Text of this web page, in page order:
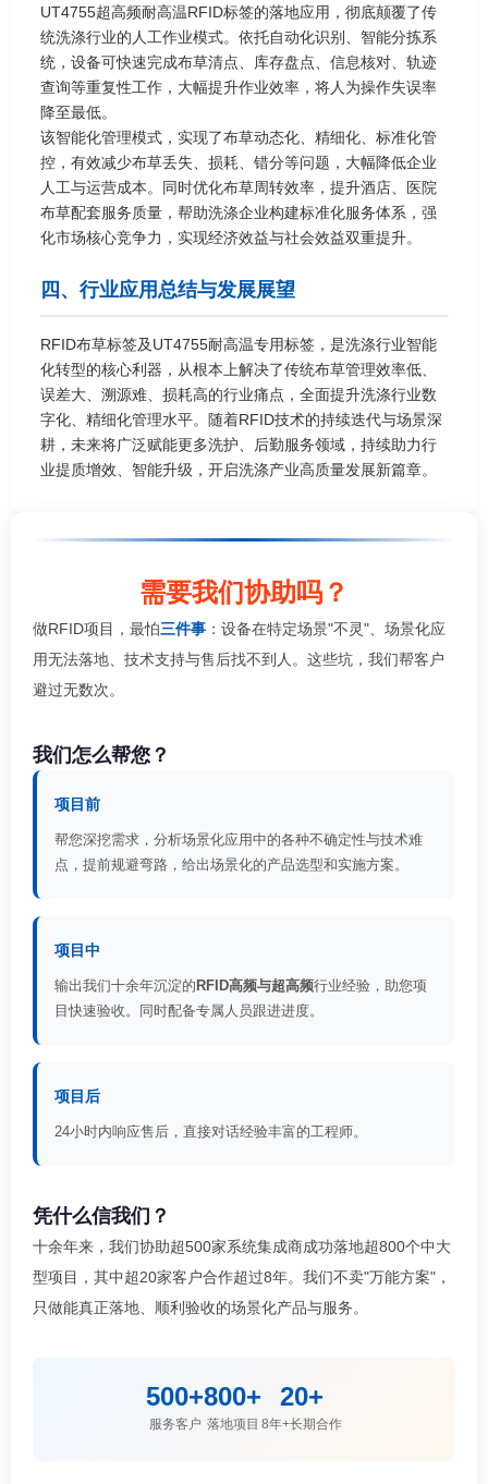
UT4755超高频耐高温RFID标签的落地应用，彻底颠覆了传
统洗涤行业的人工作业模式。依托自动化识别、智能分拣系
统，设备可快速完成布草清点、库存盘点、信息核对、轨迹
查询等重复性工作，大幅提升作业效率，将人为操作失误率
降至最低。
该智能化管理模式，实现了布草动态化、精细化、标准化管
控，有效减少布草丢失、损耗、错分等问题，大幅降低企业
人工与运营成本。同时优化布草周转效率，提升酒店、医院
布草配套服务质量，帮助洗涤企业构建标准化服务体系，强
化市场核心竞争力，实现经济效益与社会效益双重提升。
四、行业应用总结与发展展望
RFID布草标签及UT4755耐高温专用标签，是洗涤行业智能
化转型的核心利器，从根本上解决了传统布草管理效率低、
误差大、溯源难、损耗高的行业痛点，全面提升洗涤行业数
字化、精细化管理水平。随着RFID技术的持续迭代与场景深
耕，未来将广泛赋能更多洗护、后勤服务领域，持续助力行
业提质增效、智能升级，开启洗涤产业高质量发展新篇章。
需要我们协助吗？
做RFID项目，最怕三件事 ：设备在特定场景"不灵"、场景化应
用无法落地、技术支持与售后找不到人。这些坑，我们帮客户
避过无数次。
我们怎么帮您？
项目前
帮您深挖需求，分析场景化应用中的各种不确定性与技术难
点，提前规避弯路，给出场景化的产品选型和实施方案。
项目中
输出我们十余年沉淀的 RFID高频与超高频行业经验，助您项
目快速验收。同时配备专属人员跟进进度。
项目后
24小时内响应售后，直接对话经验丰富的工程师。
凭什么信我们？
十余年来，我们协助超500家系统集成商成功落地超800个中大
型项目，其中超20家客户合作超过8年。我们不卖"万能方案"，
只做能真正落地、顺利验收的场景化产品与服务。
500+
服务客户
800+
落地项目
20+
8年+长期合作